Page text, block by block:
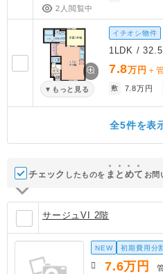
2人閲覧中
もっと見る
イチオシ物件
1LDK /
7.8万円 ＋
敷 7.8万円
全5件を表
チェック したものを ま と めて お問
サージュVI 2階
NEW 初期費用分
7.6万円